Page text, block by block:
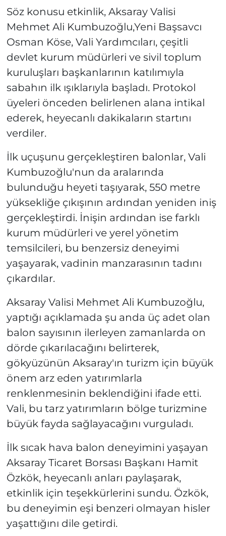
Söz konusu etkinlik, Aksaray Valisi
Mehmet Ali Kumbuzoğlu,Yeni Başsavcı
Osman Köse, Vali Yardımcıları, çeşitli
devlet kurum müdürleri ve sivil toplum
kuruluşları başkanlarının katılımıyla
sabahın ilk ışıklarıyla başladı. Protokol
üyeleri önceden belirlenen alana intikal
ederek, heyecanlı dakikaların startını
verdiler.
İlk uçuşunu gerçekleştiren balonlar, Vali
Kumbuzoğlu'nun da aralarında
bulunduğu heyeti taşıyarak, 550 metre
yüksekliğe çıkışının ardından yeniden iniş
gerçekleştirdi. İnişin ardından ise farklı
kurum müdürleri ve yerel yönetim
temsilcileri, bu benzersiz deneyimi
yaşayarak, vadinin manzarasının tadını
çıkardılar.
Aksaray Valisi Mehmet Ali Kumbuzoğlu,
yaptığı açıklamada şu anda üç adet olan
balon sayısının ilerleyen zamanlarda on
dörde çıkarılacağını belirterek,
gökyüzünün Aksaray'ın turizm için büyük
önem arz eden yatırımlarla
renklenmesinin beklendiğini ifade etti.
Vali, bu tarz yatırımların bölge turizmine
büyük fayda sağlayacağını vurguladı.
İlk sıcak hava balon deneyimini yaşayan
Aksaray Ticaret Borsası Başkanı Hamit
Özkök, heyecanlı anları paylaşarak,
etkinlik için teşekkürlerini sundu. Özkök,
bu deneyimin eşi benzeri olmayan hisler
yaşattığını dile getirdi.